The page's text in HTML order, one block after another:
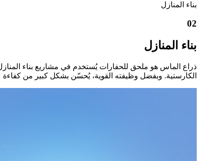
بناء المنازل
02
بناء المنازل
ذراع الماس هو ملحق للحفارات يُستخدم في مشاريع بناء
الكارستية. وبفضل وظيفته القوية، يُحسّن بشكل كبير من كفاءة